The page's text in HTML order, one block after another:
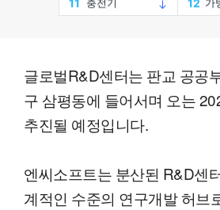
글로벌R&D센터는 판교 공공
구 삼평동에 들어서며 오는
추진될 예정입니다.
엔씨소프트는 분산된 R&D센
계적인 수준의 연구개발 허브